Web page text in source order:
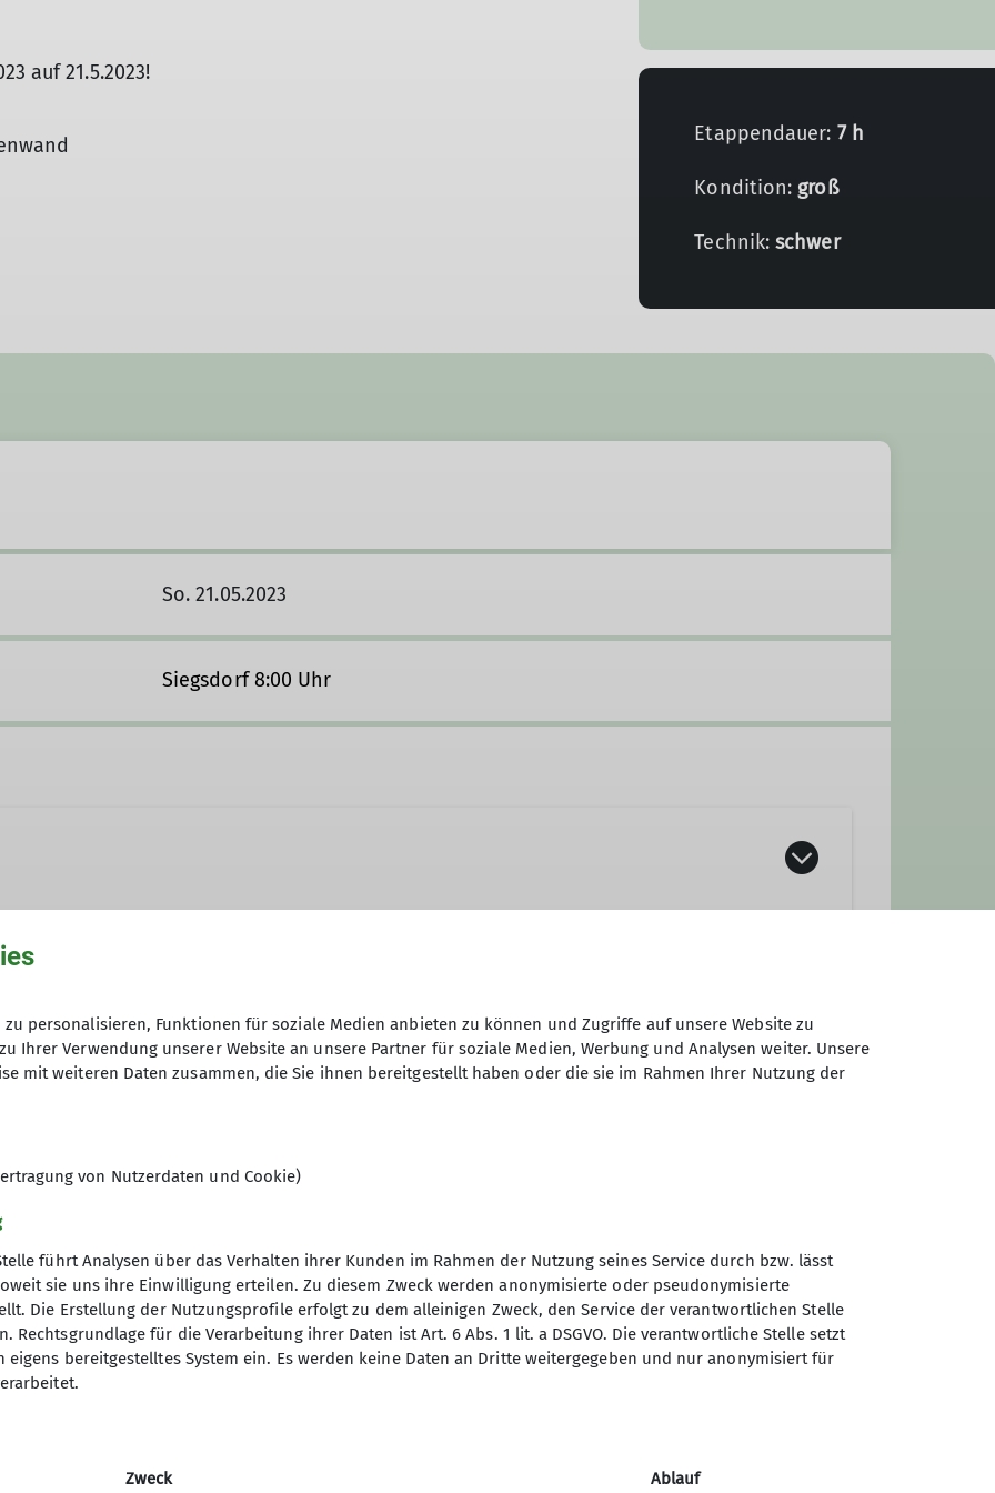
auf 21.5.2023!
Etappendauer: 7 h
Kondition: groß
Technik:schwer
So. 21.05.2023
Siegsdorf 8:00 Uhr
6
Infos Partner
Sektion Teisendorf des
Deutschen Alpenvereins e.V.
personalisieren, Funktionen für soziale Medien anbieten zu können und Zugriffe auf unsere Website zu
Ihrer Verwendung unserer Website an unsere Partner für soziale Medien, Werbung und Analysen weiter. Unsere
mit weiteren Daten zusammen, die Sie ihnen bereitgestellt haben oder die sie im Rahmen Ihrer Nutzung der
von Nutzerdaten und Cookie)
führt Analysen über das Verhalten ihrer Kunden im Rahmen der Nutzung seines Service durch bzw. lässt
sie uns ihre Einwilligung erteilen. Zu diesem Zweck werden anonymisierte oder pseudonymisierte
Die Erstellung der Nutzungsprofile erfolgt zu dem alleinigen Zweck, den Service der verantwortlichen Stelle
Rechtsgrundlage für die Verarbeitung ihrer Daten ist Art. 6 Abs. 1 lit. a DSGVO. Die verantwortliche Stelle setzt
eigens bereitgestelltes System ein. Es werden keine Daten an Dritte weitergegeben und nur anonymisiert für
Zweck Ablauf